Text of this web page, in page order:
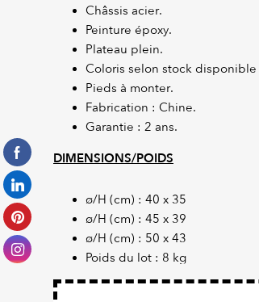
Châssis acier.
Peinture époxy.
Plateau plein.
Coloris selon stock
Pieds à monter.
Fabrication : Chine.
Garantie : 2 ans.
DIMENSIONS/POIDS
ø/H (cm) : 40 x 35
ø/H (cm) : 45 x 39
ø/H (cm) : 50 x 43
Poids du lot : 8 kg